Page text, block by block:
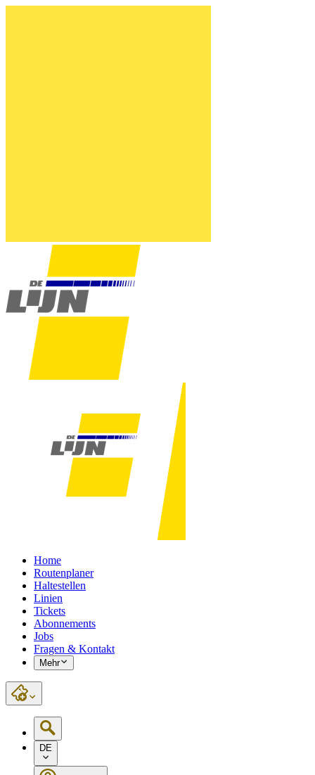
Home
Routenplaner
Haltestellen
Linien
Tickets
Abonnements
Jobs
Fragen & Kontakt
Mehr
DE